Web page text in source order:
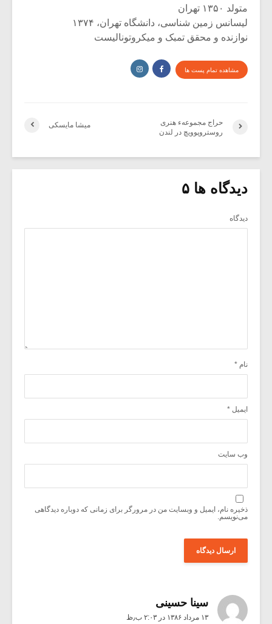
متولد ۱۳۵۰ تهران
لیسانس زمین شناسی، دانشگاه تهران، ۱۳۷۴
نوازنده و محقق تمبک و میکروتونالیست
مشاهده تمام پست ها
میشا مایسکی
حراج مجموعهء هنری
روستروپوویچ در لندن
دیدگاه ها ۵
دیدگاه
نام *
ایمیل *
وب‌ سایت
ذخیره نام، ایمیل و وبسایت من در مرورگر برای زمانی که دوباره دیدگاهی
می‌نویسم.
سینا حسینی
۱۳ مرداد ۱۳۸۶ در ۲:۰۳ ب٫ظ